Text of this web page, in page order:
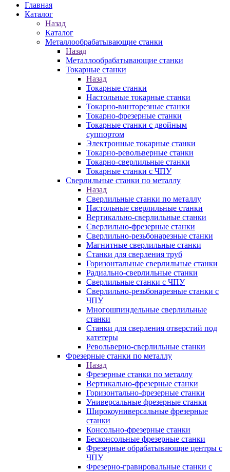
Главная
Каталог
Назад
Каталог
Металлообрабатывающие станки
Назад
Металлообрабатывающие станки
Токарные станки
Назад
Токарные станки
Настольные токарные станки
Токарно-винторезные станки
Токарно-фрезерные станки
Токарные станки с двойным
суппортом
Электронные токарные станки
Токарно-револьверные станки
Токарно-сверлильные станки
Токарные станки с ЧПУ
Сверлильные станки по металлу
Назад
Сверлильные станки по металлу
Настольные сверлильные станки
Вертикально-сверлильные станки
Сверлильно-фрезерные станки
Сверлильно-резьбонарезные станки
Магнитные сверлильные станки
Станки для сверления труб
Горизонтальные сверлильные станки
Радиально-сверлильные станки
Сверлильные станки с ЧПУ
Сверлильно-резьбонарезные станки с
ЧПУ
Многошпиндельные сверлильные
станки
Станки для сверления отверстий под
катетеры
Револьверно-сверлильные станки
Фрезерные станки по металлу
Назад
Фрезерные станки по металлу
Вертикально-фрезерные станки
Горизонтально-фрезерные станки
Универсальные фрезерные станки
Широкоуниверсальные фрезерные
станки
Консольно-фрезерные станки
Бесконсольные фрезерные станки
Фрезерные обрабатывающие центры с
ЧПУ
Фрезерно-гравировальные станки с